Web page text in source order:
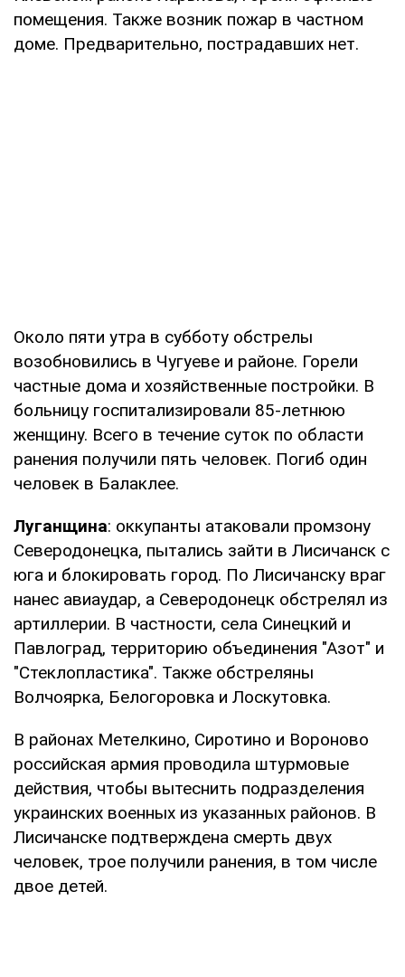
помещения. Также возник пожар в частном
доме. Предварительно, пострадавших нет.
Около пяти утра в субботу обстрелы
возобновились в Чугуеве и районе. Горели
частные дома и хозяйственные постройки. В
больницу госпитализировали 85-летнюю
женщину. Всего в течение суток по области
ранения получили пять человек. Погиб один
человек в Балаклее.
Луганщина: оккупанты атаковали промзону
Северодонецка, пытались зайти в Лисичанск с
юга и блокировать город. По Лисичанску враг
нанес авиаудар, а Северодонецк обстрелял из
артиллерии. В частности, села Синецкий и
Павлоград, территорию объединения "Азот" и
"Стеклопластика". Также обстреляны
Волчоярка, Белогоровка и Лоскутовка.
В районах Метелкино, Сиротино и Вороново
российская армия проводила штурмовые
действия, чтобы вытеснить подразделения
украинских военных из указанных районов. В
Лисичанске подтверждена смерть двух
человек, трое получили ранения, в том числе
двое детей.